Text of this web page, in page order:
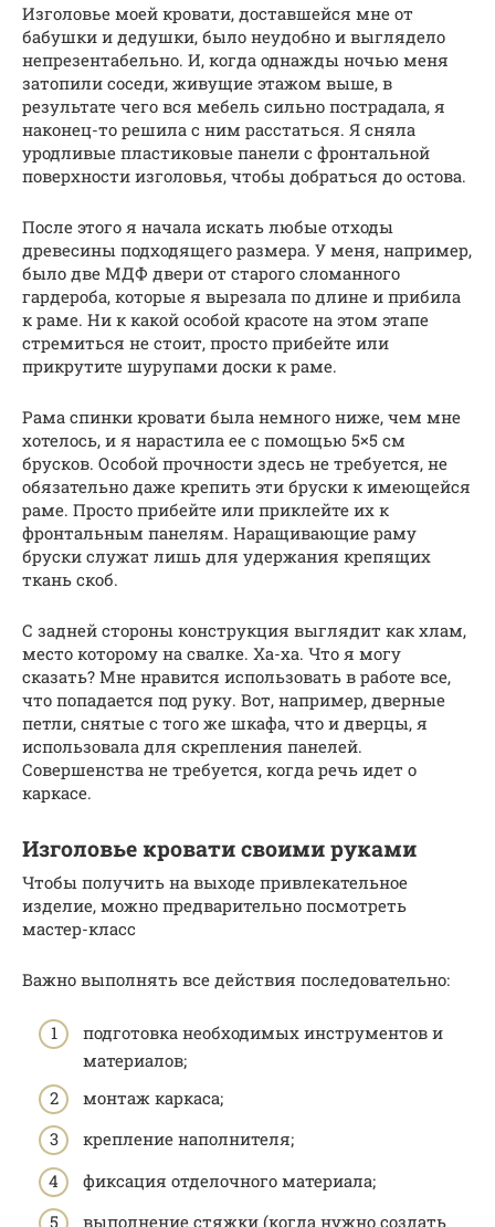
Изголовье моей кровати, доставшейся мне от
бабушки и дедушки, было неудобно и выглядело
непрезентабельно. И, когда однажды ночью меня
затопили соседи, живущие этажом выше, в
результате чего вся мебель сильно пострадала, я
наконец-то решила с ним расстаться. Я сняла
уродливые пластиковые панели с фронтальной
поверхности изголовья, чтобы добраться до остова.
После этого я начала искать любые отходы
древесины подходящего размера. У меня, например,
было две МДФ двери от старого сломанного
гардероба, которые я вырезала по длине и прибила
к раме. Ни к какой особой красоте на этом этапе
стремиться не стоит, просто прибейте или
прикрутите шурупами доски к раме.
Рама спинки кровати была немного ниже, чем мне
хотелось, и я нарастила ее с помощью 5×5 см
брусков. Особой прочности здесь не требуется, не
обязательно даже крепить эти бруски к имеющейся
раме. Просто прибейте или приклейте их к
фронтальным панелям. Наращивающие раму
бруски служат лишь для удержания крепящих
ткань скоб.
С задней стороны конструкция выглядит как хлам,
место которому на свалке. Ха-ха. Что я могу
сказать? Мне нравится использовать в работе все,
что попадается под руку. Вот, например, дверные
петли, снятые с того же шкафа, что и дверцы, я
использовала для скрепления панелей.
Совершенства не требуется, когда речь идет о
каркасе.
Изголовье кровати своими руками
Чтобы получить на выходе привлекательное
изделие, можно предварительно посмотреть
мастер-класс
Важно выполнять все действия последовательно:
подготовка необходимых инструментов и
материалов;
монтаж каркаса;
крепление наполнителя;
фиксация отделочного материала;
выполнение стяжки (когда нужно создать